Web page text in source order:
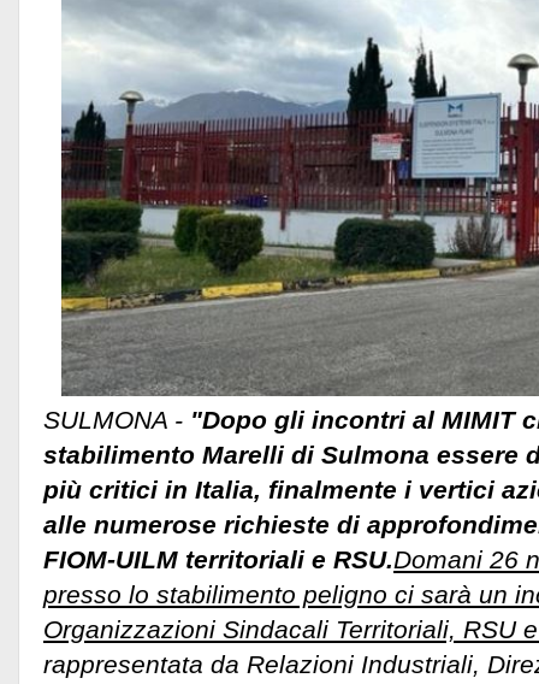
SULMONA - "Dopo gli incontri al MIMIT
stabilimento Marelli di Sulmona essere
più critici in Italia, finalmente i vertici
alle numerose richieste di
FIOM-UILM territoriali e RSU.Domani 26
presso lo stabilimento peligno ci sarà un
Organizzazioni Sindacali Territoriali, RSU
rappresentata da Relazioni Industriali,